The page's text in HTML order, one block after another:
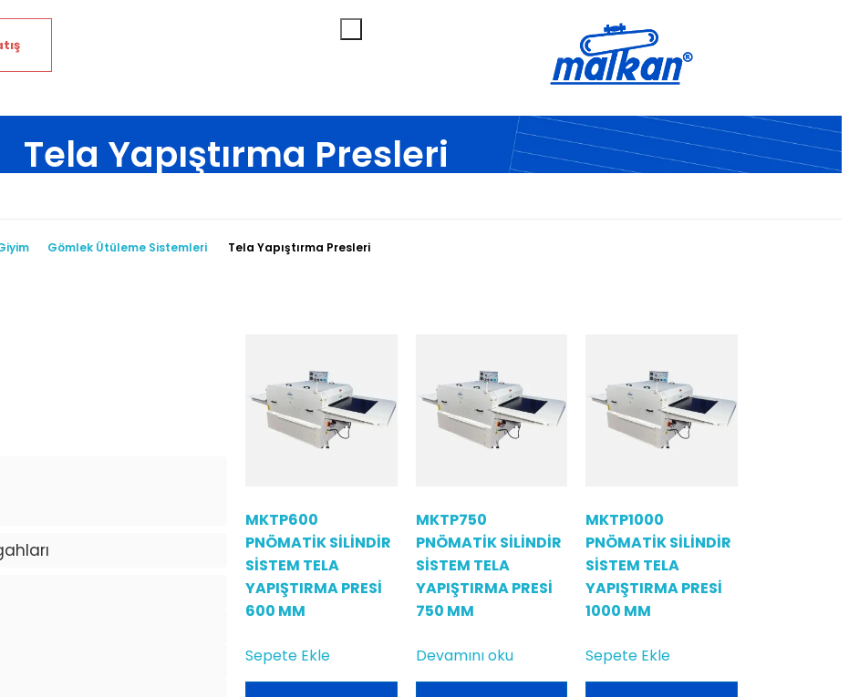
Malkan; 1971'den Bugüne
Tela Yapıştırma Presleri
Gömlek Ütüleme Sistemleri Tela Yapıştırma Presleri
MKTP600
PNÖMATİK SİLİNDİR
SİSTEM TELA
YAPIŞTIRMA PRESİ
600 MM
Sepete Ekle
MKTP750
PNÖMATİK SİLİNDİR
SİSTEM TELA
YAPIŞTIRMA PRESİ
750 MM
Devamını oku
MKTP1000
PNÖMATİK SİLİNDİR
SİSTEM TELA
YAPIŞTIRMA PRESİ
1000 MM
Sepete Ekle